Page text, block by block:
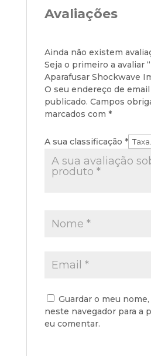
Avaliações
Ainda não existem
Seja o primeiro a avaliar
Aparafusar Shockwave
O seu endereço de email
publicado. Campos
marcados com *
A sua classificação *
Guardar o meu
neste navegador para a
eu comentar.